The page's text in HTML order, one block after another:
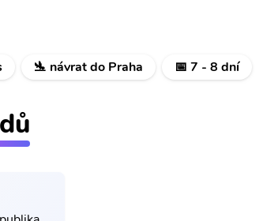
🛬 návrat do Praha 📅 7 - 8 dní